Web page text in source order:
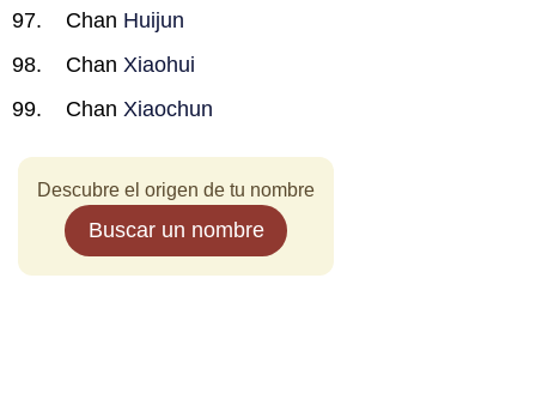
Chan Huijun
Chan Xiaohui
Chan Xiaochun
Descubre el origen de tu nombre
Buscar un nombre